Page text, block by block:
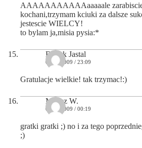
AAAAAAAAAAAaaaaale
kochani,trzymam kciuki za dalsze
jestescie WIELCY!
to bylam ja,misia pysia:*
Bartek Jastal
05/05/2009 / 23:09
Gratulacje wielkie! tak trzymac!:)
Milosz W.
06/05/2009 / 00:19
gratki gratki ;) no i za tego
;)